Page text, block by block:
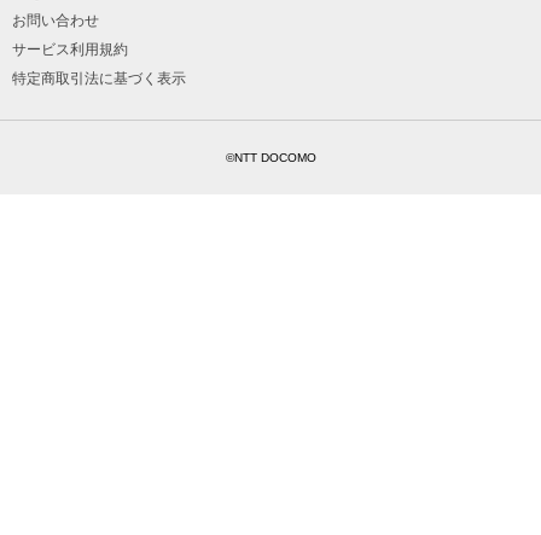
お問い合わせ
サービス利用規約
特定商取引法に基づく表示
©NTT DOCOMO